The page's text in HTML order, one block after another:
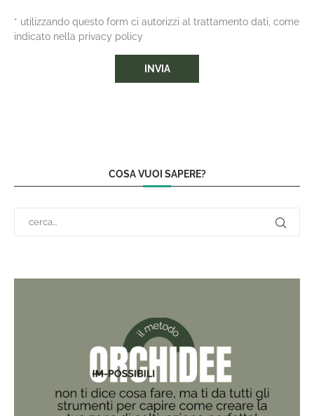
* utilizzando questo form ci autorizzi al trattamento dati, come
indicato nella privacy policy
COSA VUOI SAPERE?